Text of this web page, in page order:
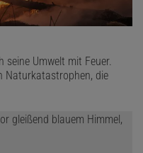
Umwelt mit Feuer.
Naturkatastrophen, die